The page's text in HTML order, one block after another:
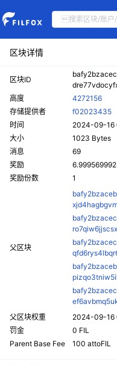
区块详情
区块ID
高度
4272156
存储提供者
f02023435
时间
2024-09-16
大小
1023 Bytes
消息
69
奖励
奖励份数
1
父区块
父区块权重
2024-09-16
罚金
0 FIL
Parent Base Fee
100 attoFIL